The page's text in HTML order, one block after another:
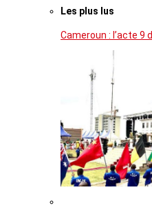
Les plus lus
Cameroun : l’acte 9